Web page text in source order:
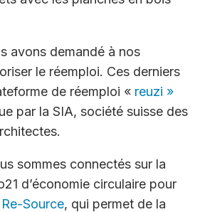
avons demandé à nos
le réemploi. Ces derniers
de réemploi « reuzi »
par la SIA, société suisse des
sommes connectés sur la
d’économie circulaire pour
Re-Source, qui permet de la